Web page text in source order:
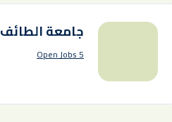
جامعة الطائف
5 Open Jobs